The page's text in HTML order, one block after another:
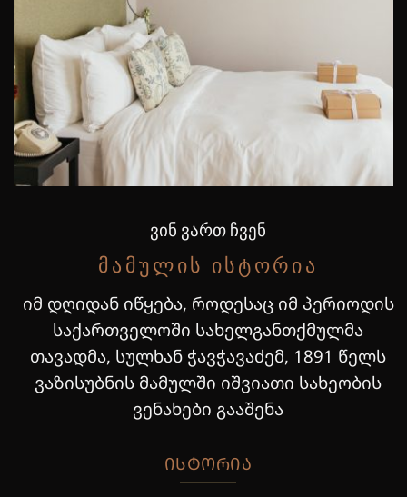
ᲕᲘᲜ ᲕᲐᲠᲗ ᲩᲕᲔᲜ
ᲛᲐᲛᲣᲚᲘᲡ ᲘᲡᲢᲝᲠᲘᲐ
იმ დღიდან იწყება, როდესაც იმ პერიოდის
საქართველოში სახელგანთქმულმა
თავადმა, სულხან ჭავჭავაძემ, 1891 წელს
ვაზისუბნის მამულში იშვიათი სახეობის
ვენახები გააშენა
ᲘᲡᲢᲝᲠᲘᲐ